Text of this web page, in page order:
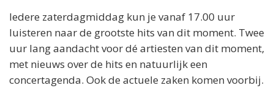
Iedere zaterdagmiddag kun je vanaf 17.00 uur
luisteren naar de grootste hits van dit moment. Twee
uur lang aandacht voor dé artiesten van dit moment,
met nieuws over de hits en natuurlijk een
concertagenda. Ook de actuele zaken komen voorbij.